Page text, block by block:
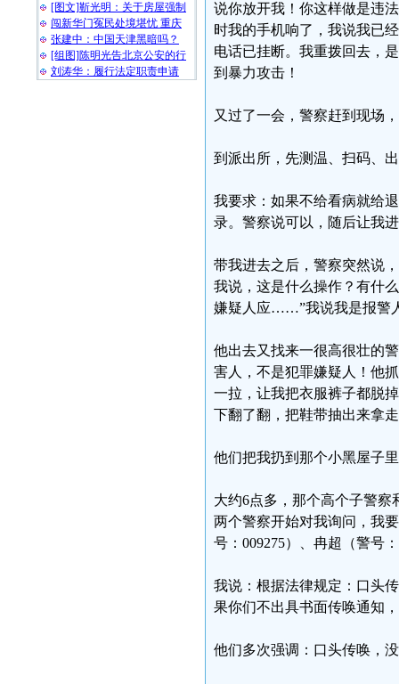
[图文]靳光明：关于房屋强制
闯新华门冤民处境堪忧 重庆
张建中：中国天津黑暗吗？
[组图]陈明光告北京公安的行
刘涛华：履行法定职责申请
说你放开我！你这样做是违
时我的手机响了，我说我已
电话已挂断。我重拨回去，
到暴力攻击！
又过了一会，警察赶到现场
到派出所，先测温、扫码、
我要求：如果不给看病就给
录。警察说可以，随后让我
带我进去之后，警察突然说
我说，这是什么操作？有什
嫌疑人应……”我说我是报警
他出去又找来一很高很壮的
害人，不是犯罪嫌疑人！他
一拉，让我把衣服裤子都脱
下翻了翻，把鞋带抽出来拿
他们把我扔到那个小黑屋子
大约6点多，那个高个子警
两个警察开始对我询问，我
号：009275）、冉超（警号
我说：根据法律规定：口头
果你们不出具书面传唤通知
他们多次强调：口头传唤，